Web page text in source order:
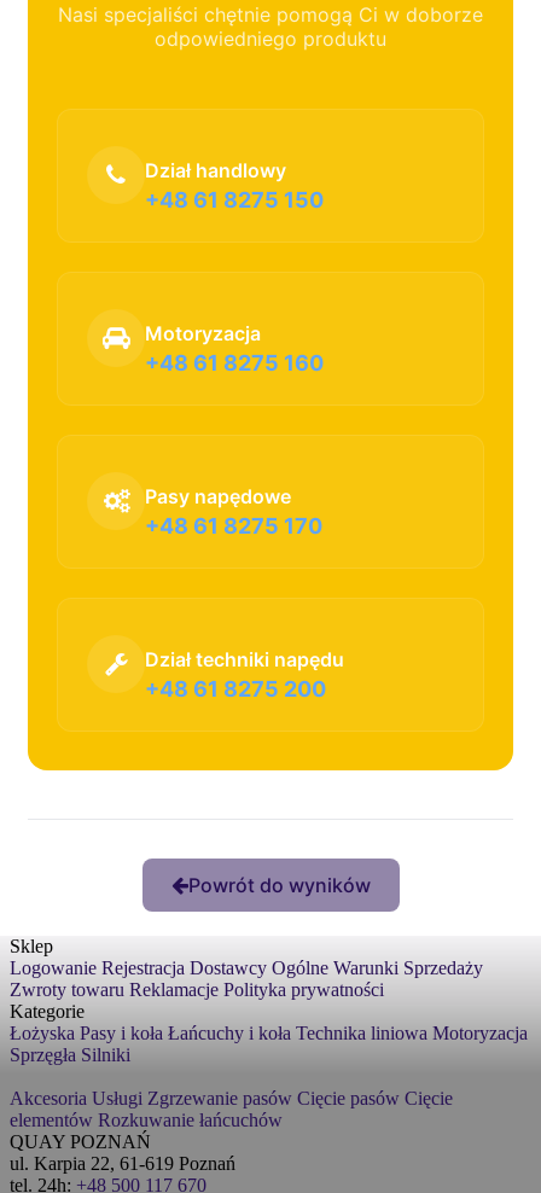
Nasi specjaliści chętnie pomogą Ci w doborze
odpowiedniego produktu
Dział handlowy
+48 61 8275 150
Motoryzacja
+48 61 8275 160
Pasy napędowe
+48 61 8275 170
Dział techniki napędu
+48 61 8275 200
Powrót do wyników
Sklep
Logowanie Rejestracja Dostawcy Ogólne Warunki Sprzedaży
Zwroty towaru Reklamacje Polityka prywatności
Kategorie
Łożyska Pasy i koła Łańcuchy i koła Technika liniowa Motoryzacja
Sprzęgła Silniki
Akcesoria Usługi Zgrzewanie pasów Cięcie pasów Cięcie
elementów Rozkuwanie łańcuchów
QUAY POZNAŃ
ul. Karpia 22, 61-619 Poznań
tel. 24h: +48 500 117 670